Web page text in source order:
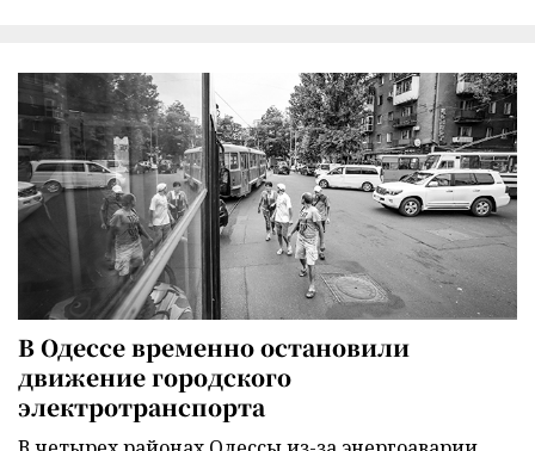
В Одессе временно остановили
движение городского
электротранспорта